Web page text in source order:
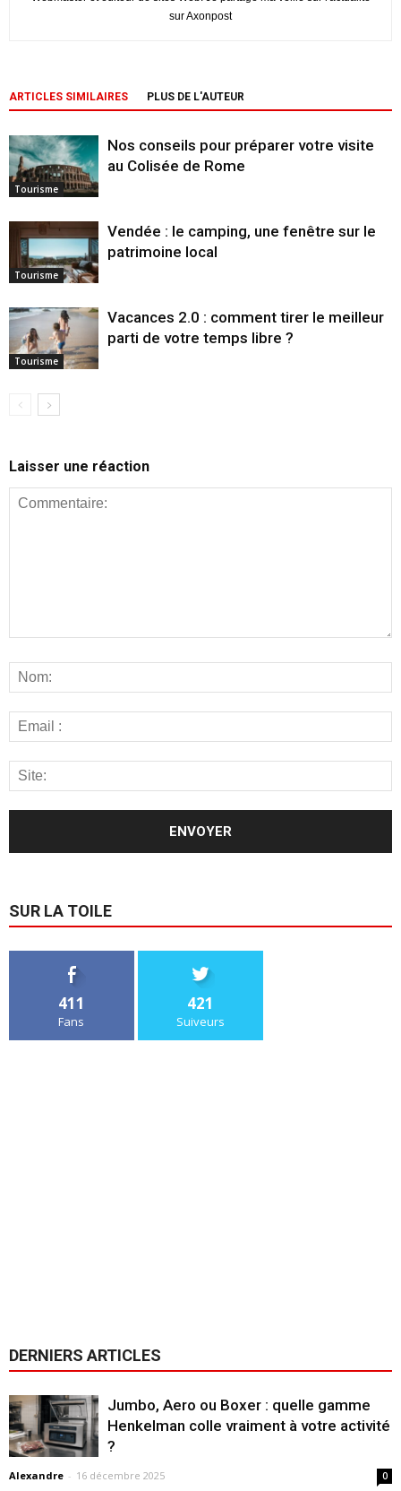
sur Axonpost
ARTICLES SIMILAIRES PLUS DE L'AUTEUR
Tourisme
Nos conseils pour préparer votre visite
au Colisée de Rome
Tourisme
Vendée : le camping, une fenêtre sur le
patrimoine local
Tourisme
Vacances 2.0 : comment tirer le meilleur
parti de votre temps libre ?
Laisser une réaction
SUR LA TOILE
411
Fans
421
Suiveurs
DERNIERS ARTICLES
Jumbo, Aero ou Boxer : quelle gamme
Henkelman colle vraiment à votre activité
?
Alexandre - 16 décembre 2025 0